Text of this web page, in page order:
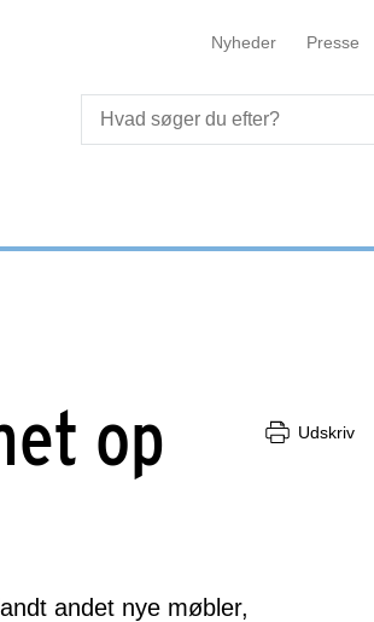
Nyheder Presse
op Udskriv
andet nye møbler,